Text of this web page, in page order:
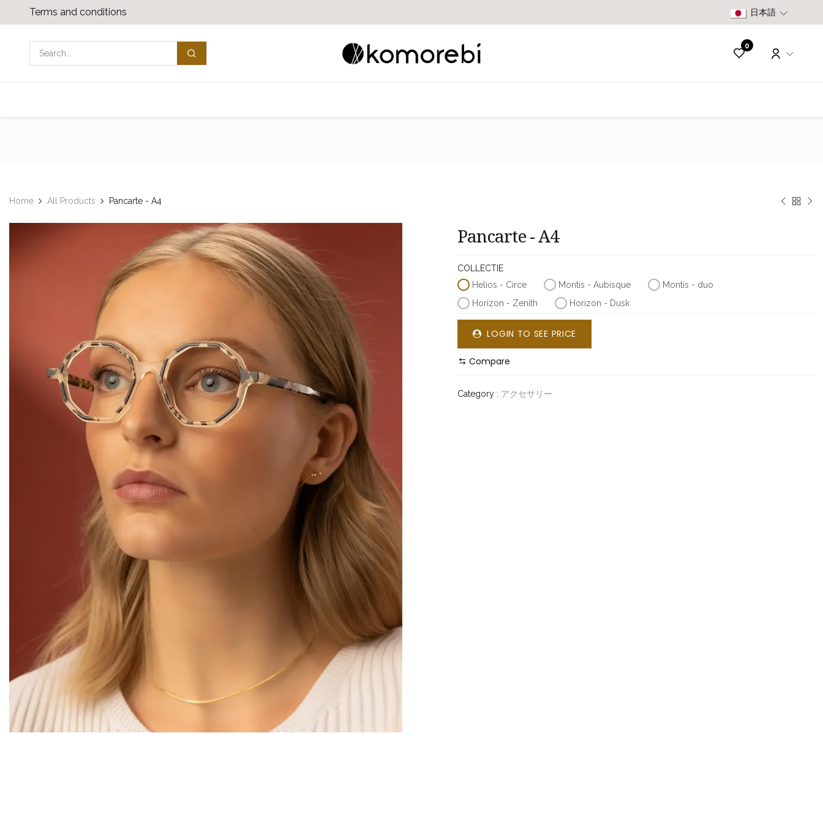
コンテンツへスキップ
Terms and conditions 日本語
0
Home All Products Pancarte - A4
Pancarte - A4
COLLECTIE
Helios - Circe
Montis - Aubisque
Montis - duo
Horizon - Zenith
Horizon - Dusk
LOGIN TO SEE PRICE
Compare
Category : アクセサリー